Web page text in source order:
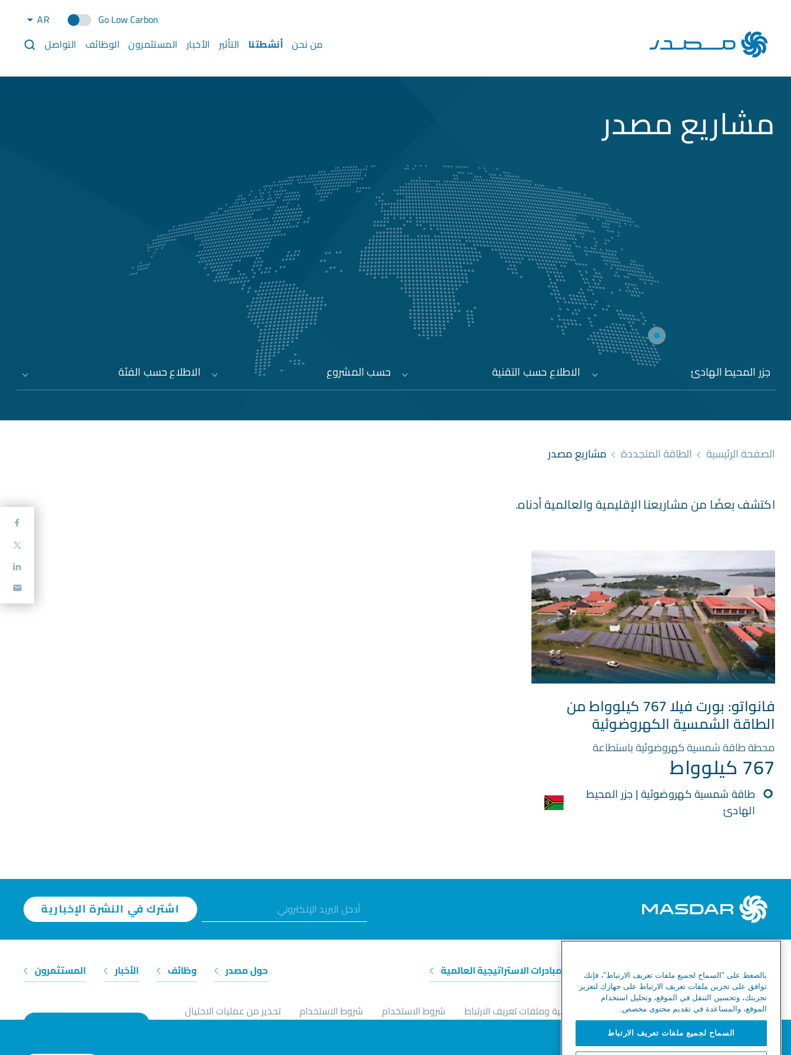
Go Low Carbon
AR
من نحن أنشطتنا التأثير الأخبار المستثمرون الوظائف التواصل
مشاريع مصدر
جزر المحيط الهادئ الاطلاع حسب التقنية حسب المشروع الاطلاع حسب الفئة
الصفحة الرئيسية الطاقة المتجددة مشاريع مصدر
اكتشف بعضًا من مشاريعنا الإقليمية والعالمية أدناه.
فانواتو: بورت فيلا 767 كيلوواط من
الطاقة الشمسية الكهروضوئية
محطة طاقة شمسية كهروضوئية باستطاعة
767 كيلوواط
طاقة شمسية كهروضوئية | جزر المحيط
الهادئ
اشترك في النشرة الإخبارية
الطاقة المتجددة الهيدروجين الأخضر المبادرات الاستراتيجية العالمية حول مصدر وظائف الأخبار المستثمرون
خط المساعدة للأخلاقيات والامتثال إشعار الخصوصية وملفات تعريف الارتباط شروط الاستخدام شروط الاستخدام
تحذير من عمليات الاحتيال
خريطة الموقع
تواصل معنا
نحترم خصوصيتك
بالضغط على "السماح لجميع ملفات تعريف الارتباط"، فإنك
توافق على تخزين ملفات تعريف الارتباط على جهازك لتعزيز
تجربتك، وتحسين التنقل في الموقع، وتحليل استخدام
الموقع، والمساعدة في تقديم محتوى مخصص.
السماح لجميع ملفات تعريف الارتباط